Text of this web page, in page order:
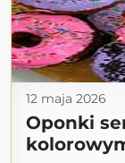
12 maja 2026
Oponki